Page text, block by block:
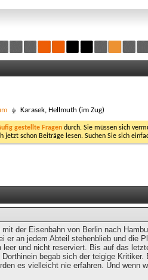
Karasek, Hellmuth (im Zug)
gestellte Fragen durch. Sie müssen sich
schon Beiträge lesen. Suchen Sie sich
der Eisenbahn von Berlin nach
er an jedem Abteil stehenblieb und die
leer und nicht reserviert. Bis auf das
Dorthinein begab sich der teigige
es vielleicht nie erfahren. Und wenn